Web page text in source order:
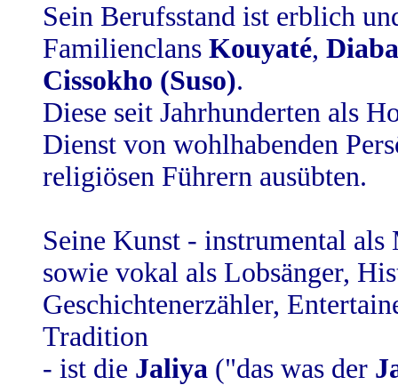
Sein Berufsstand ist erblich
Familienclans Kouyaté,
Cissokho (Suso).
Diese seit Jahrhunderten als
Dienst von wohlhabenden
religiösen Führern ausübten.
Seine Kunst - instrumental als
sowie vokal als Lobsänger,
Geschichtenerzähler,
Tradition
- ist die Jaliya ("das was der